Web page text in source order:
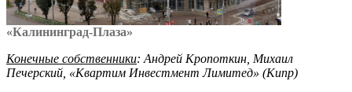
«Калининград-Плаза»
Конечные собственники:Андрей Кропоткин, Михаил
Печерский, «Квартим Инвестмент Лимитед» (Кипр)